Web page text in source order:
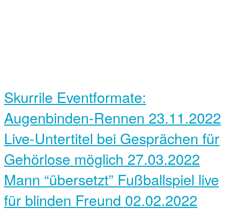
Skurrile Eventformate:
Augenbinden-Rennen 23.11.2022
Live-Untertitel bei Gesprächen für
Gehörlose möglich 27.03.2022
Mann “übersetzt” Fußballspiel live
für blinden Freund 02.02.2022